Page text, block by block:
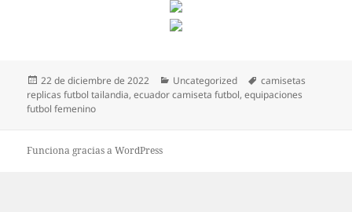
Publicado
el
22 de diciembre de 2022 Categorías
Uncategorized Etiquetas
camisetas
replicas futbol tailandia,ecuador camiseta futbol,equipaciones
futbol femenino
Funciona gracias a WordPress